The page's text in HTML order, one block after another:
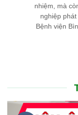
nhiệm, mà
nghiệp
Bệnh viện